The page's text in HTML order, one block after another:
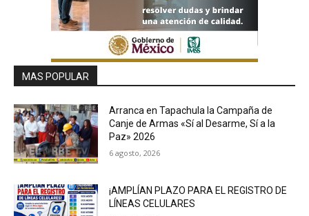
MAS POPULAR
Arranca en Tapachula la Campaña de
Canje de Armas «Sí al Desarme, Sí a la
Paz» 2026
6 agosto, 2026
¡AMPLÍAN PLAZO PARA EL REGISTRO DE
LÍNEAS CELULARES